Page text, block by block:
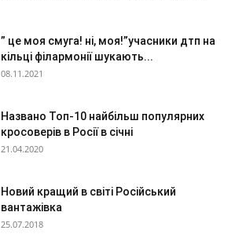
” це моя смуга! ні, моя!”учасники дтп на
кільці філармонії шукають...
08.11.2021
Названо Топ-10 найбільш популярних
кросоверів в Росії в січні
21.04.2020
Новий кращий в світі Російський
вантажівка
25.07.2018